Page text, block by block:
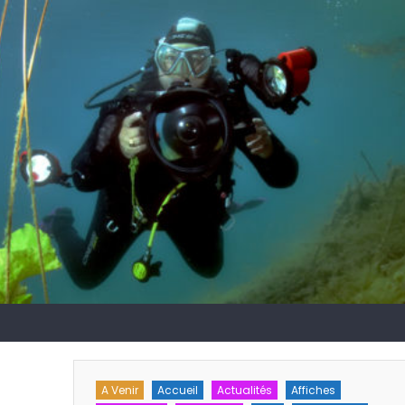
A Venir Accueil Actualités
Affiches